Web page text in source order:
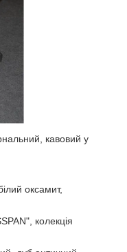
кавовий у
оксамит,
колекція